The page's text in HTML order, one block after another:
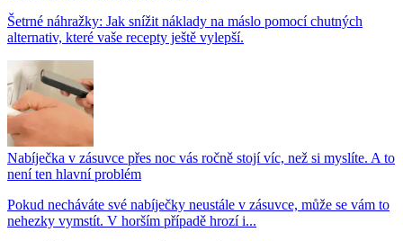
Šetrné náhražky: Jak snížit náklady na máslo pomocí chutných
alternativ, které vaše recepty ještě vylepší.
Nabíječka v zásuvce přes noc vás ročně stojí víc, než si myslíte. A to
není ten hlavní problém
Pokud necháváte své nabíječky neustále v zásuvce, může se vám to
nehezky vymstít. V horším případě hrozí i...